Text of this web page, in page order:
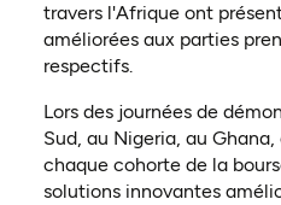
travers l'Afrique ont
améliorées aux parties
respectifs.
Lors des journées de
Sud, au Nigeria, au
chaque cohorte de la
solutions innovantes